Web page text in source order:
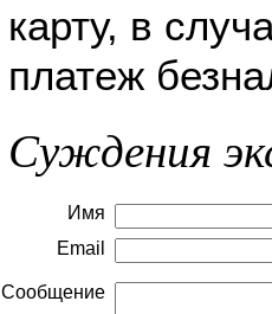
карту, в
платеж
Суждения
Имя
Email
Сообщение